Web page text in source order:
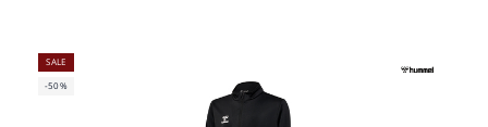
SALE
-50%